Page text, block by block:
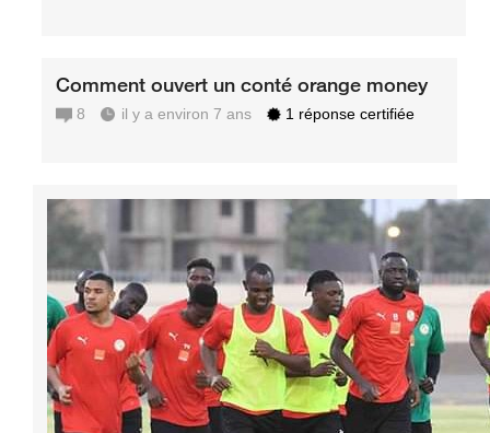
Comment ouvert un conté orange money
8 il y a environ 7 ans 1 réponse certifiée